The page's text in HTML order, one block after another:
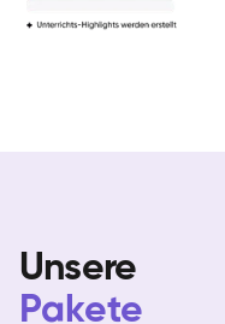
Unsere
Pakete